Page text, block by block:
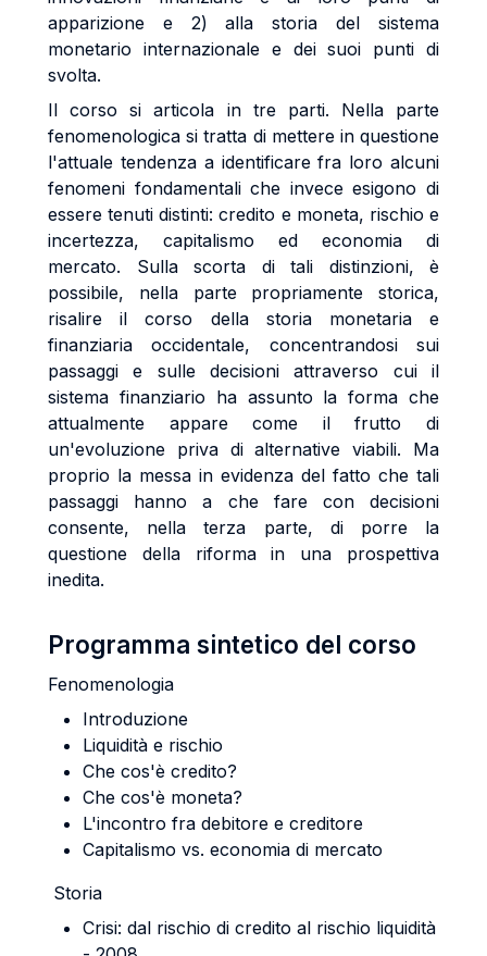
apparizione e 2) alla storia del sistema
monetario internazionale e dei suoi punti di
svolta.
Il corso si articola in tre parti. Nella parte
fenomenologica si tratta di mettere in questione
l'attuale tendenza a identificare fra loro alcuni
fenomeni fondamentali che invece esigono di
essere tenuti distinti: credito e moneta, rischio e
incertezza, capitalismo ed economia di
mercato. Sulla scorta di tali distinzioni, è
possibile, nella parte propriamente storica,
risalire il corso della storia monetaria e
finanziaria occidentale, concentrandosi sui
passaggi e sulle decisioni attraverso cui il
sistema finanziario ha assunto la forma che
attualmente appare come il frutto di
un'evoluzione priva di alternative viabili. Ma
proprio la messa in evidenza del fatto che tali
passaggi hanno a che fare con decisioni
consente, nella terza parte, di porre la
questione della riforma in una prospettiva
inedita.
Programma sintetico del corso
Fenomenologia
Introduzione
Liquidità e rischio
Che cos'è credito?
Che cos'è moneta?
L'incontro fra debitore e creditore
Capitalismo vs. economia di mercato
Storia
Crisi: dal rischio di credito al rischio liquidità